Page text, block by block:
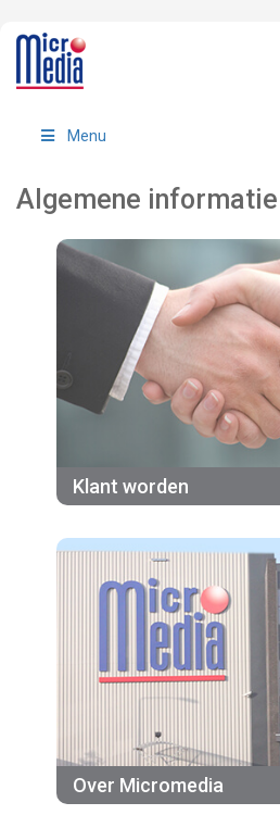
Menu
Algemene informatie
Klant worden
Over Micromedia